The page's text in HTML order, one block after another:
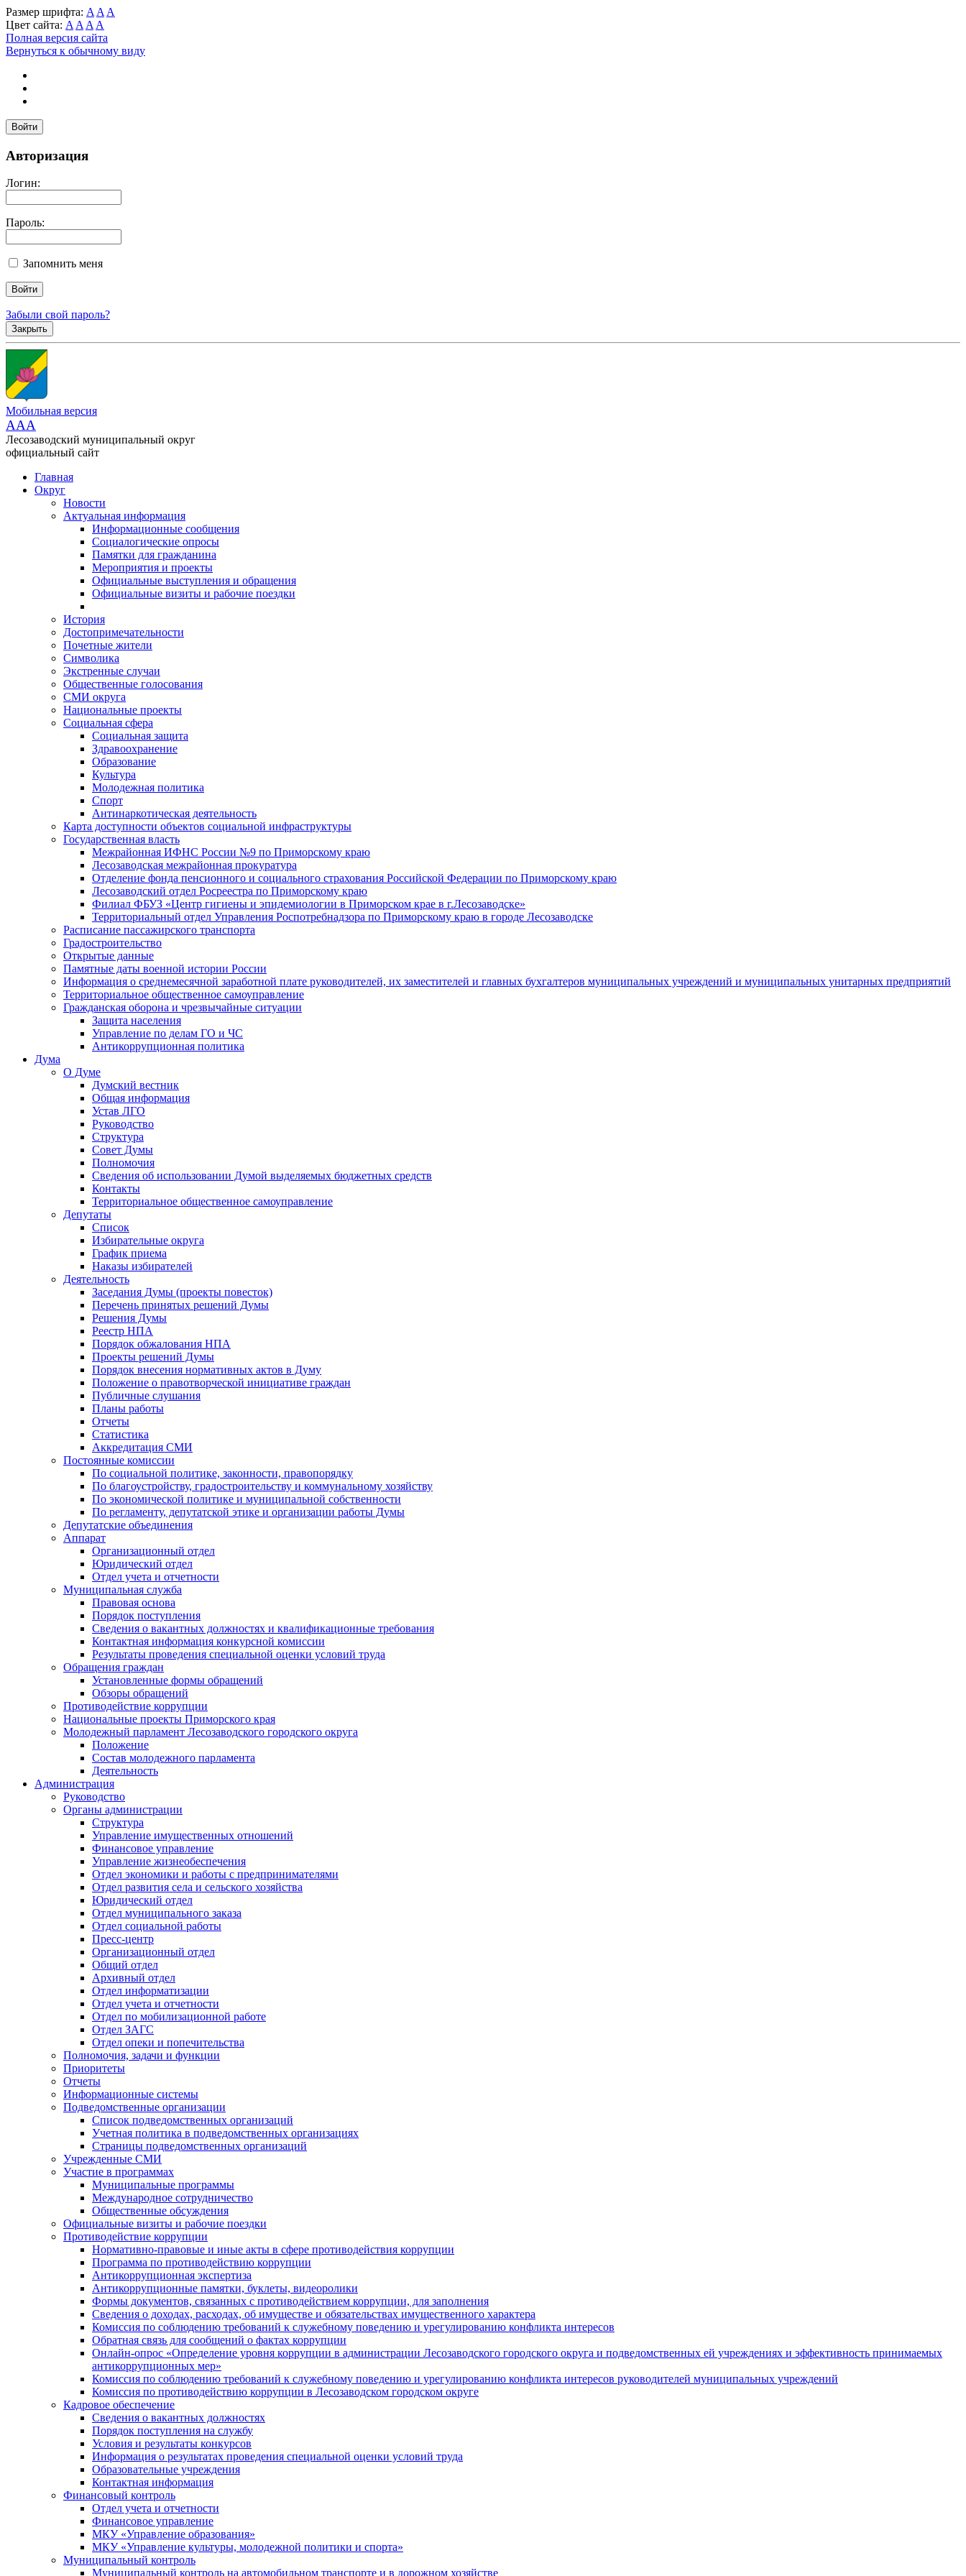
Размер шрифта: A A A
Цвет сайта: A A A A
Полная версия сайта
Вернуться к обычному виду
Войти
Авторизация
Логин:
Пароль:
Запомнить меня
Забыли свой пароль?
Закрыть
Мобильная версия
AAA
Лесозаводский муниципальный округ
официальный сайт
Главная
Округ
Новости
Актуальная информация
Информационные сообщения
Социалогические опросы
Памятки для гражданина
Мероприятия и проекты
Официальные выступления и обращения
Официальные визиты и рабочие поездки
История
Достопримечательности
Почетные жители
Символика
Экстренные случаи
Общественные голосования
СМИ округа
Национальные проекты
Социальная сфера
Социальная защита
Здравоохранение
Образование
Культура
Молодежная политика
Спорт
Антинаркотическая деятельность
Карта доступности объектов социальной инфраструктуры
Государственная власть
Межрайонная ИФНС России №9 по Приморскому краю
Лесозаводская межрайонная прокуратура
Отделение фонда пенсионного и социального страхования Российской Федерации по Приморскому краю
Лесозаводский отдел Росреестра по Приморскому краю
Филиал ФБУЗ «Центр гигиены и эпидемиологии в Приморском крае в г.Лесозаводске»
Территориальный отдел Управления Роспотребнадзора по Приморскому краю в городе Лесозаводске
Расписание пассажирского транспорта
Градостроительство
Открытые данные
Памятные даты военной истории России
Информация о среднемесячной заработной плате руководителей, их заместителей и главных бухгалтеров муниципальных учреждений и муниципальных унитарных предприятий
Территориальное общественное самоуправление
Гражданская оборона и чрезвычайные ситуации
Защита населения
Управление по делам ГО и ЧС
Антикоррупционная политика
Дума
О Думе
Думский вестник
Общая информация
Устав ЛГО
Руководство
Структура
Совет Думы
Полномочия
Сведения об использовании Думой выделяемых бюджетных средств
Контакты
Территориальное общественное самоуправление
Депутаты
Список
Избирательные округа
График приема
Наказы избирателей
Деятельность
Заседания Думы (проекты повесток)
Перечень принятых решений Думы
Решения Думы
Реестр НПА
Порядок обжалования НПА
Проекты решений Думы
Порядок внесения нормативных актов в Думу
Положение о правотворческой инициативе граждан
Публичные слушания
Планы работы
Отчеты
Статистика
Аккредитация СМИ
Постоянные комиссии
По социальной политике, законности, правопорядку
По благоустройству, градостроительству и коммунальному хозяйству
По экономической политике и муниципальной собственности
По регламенту, депутатской этике и организации работы Думы
Депутатские объединения
Аппарат
Организационный отдел
Юридический отдел
Отдел учета и отчетности
Муниципальная служба
Правовая основа
Порядок поступления
Сведения о вакантных должностях и квалификационные требования
Контактная информация конкурсной комиссии
Результаты проведения специальной оценки условий труда
Обращения граждан
Установленные формы обращений
Обзоры обращений
Противодействие коррупции
Национальные проекты Приморского края
Молодежный парламент Лесозаводского городского округа
Положение
Состав молодежного парламента
Деятельность
Администрация
Руководство
Органы администрации
Структура
Управление имущественных отношений
Финансовое управление
Управление жизнеобеспечения
Отдел экономики и работы с предпринимателями
Отдел развития села и сельского хозяйства
Юридический отдел
Отдел муниципального заказа
Отдел социальной работы
Пресс-центр
Организационный отдел
Общий отдел
Архивный отдел
Отдел информатизации
Отдел учета и отчетности
Отдел по мобилизационной работе
Отдел ЗАГС
Отдел опеки и попечительства
Полномочия, задачи и функции
Приоритеты
Отчеты
Информационные системы
Подведомственные организации
Список подведомственных организаций
Учетная политика в подведомственных организациях
Страницы подведомственных организаций
Учрежденные СМИ
Участие в программах
Муниципальные программы
Международное сотрудничество
Общественные обсуждения
Официальные визиты и рабочие поездки
Противодействие коррупции
Нормативно-правовые и иные акты в сфере противодействия коррупции
Программа по противодействию коррупции
Антикоррупционная экспертиза
Антикоррупционные памятки, буклеты, видеоролики
Формы документов, связанных с противодействием коррупции, для заполнения
Сведения о доходах, расходах, об имуществе и обязательствах имущественного характера
Комиссия по соблюдению требований к служебному поведению и урегулированию конфликта интересов
Обратная связь для сообщений о фактах коррупции
Онлайн-опрос «Определение уровня коррупции в администрации Лесозаводского городского округа и подведомственных ей учреждениях и эффективность принимаемых
антикоррупционных мер»
Комиссия по соблюдению требований к служебному поведению и урегулированию конфликта интересов руководителей муниципальных учреждений
Комиссия по противодействию коррупции в Лесозаводском городском округе
Кадровое обеспечение
Сведения о вакантных должностях
Порядок поступления на службу
Условия и результаты конкурсов
Информация о результатах проведения специальной оценки условий труда
Образовательные учреждения
Контактная информация
Финансовый контроль
Отдел учета и отчетности
Финансовое управление
МКУ «Управление образования»
МКУ «Управление культуры, молодежной политики и спорта»
Муниципальный контроль
Муниципальный контроль на автомобильном транспорте и в дорожном хозяйстве